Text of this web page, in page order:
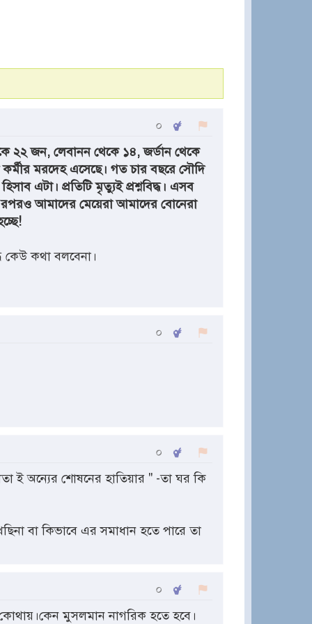
০
২২ জন, লেবানন থেকে ১৪, জর্ডান থেকে
মরদেহ এসেছে। গত চার বছরে সৌদি
এটা। প্রতিটি মৃত্যুই প্রশ্নবিদ্ধ। এসব
আমাদের মেয়েরা আমাদের বোনেরা
কেউ কথা বলবেনা।
০
০
ই অন্যের শোষনের হাতিয়ার " -তা ঘর কি
বা কিভাবে এর সমাধান হতে পারে তা
০
মুসলমান নাগরিক হতে হবে।